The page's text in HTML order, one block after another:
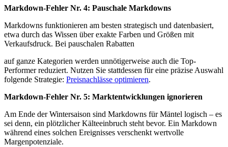
Markdown-Fehler Nr. 4: Pauschale Markdowns
Markdowns funktionieren am besten strategisch und datenbasiert,
etwa durch das Wissen über exakte Farben und Größen mit
Verkaufsdruck. Bei pauschalen Rabatten
auf ganze Kategorien werden unnötigerweise auch die Top-
Performer reduziert. Nutzen Sie stattdessen für eine präzise Auswahl
folgende Strategie: Preisnachlässe optimieren.
Markdown-Fehler Nr. 5: Marktentwicklungen ignorieren
Am Ende der Wintersaison sind Markdowns für Mäntel logisch – es
sei denn, ein plötzlicher Kälteeinbruch steht bevor. Ein Markdown
während eines solchen Ereignisses verschenkt wertvolle
Margenpotenziale.